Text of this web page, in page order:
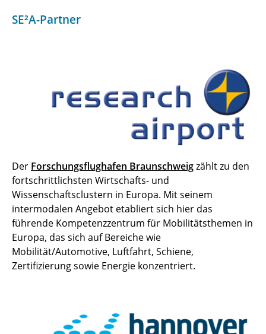
SE²A-Partner
Der Forschungsflughafen Braunschweigzählt zu den
fortschrittlichsten Wirtschafts- und
Wissenschaftsclustern in Europa. Mit seinem
intermodalen Angebot etabliert sich hier das
führende Kompetenzzentrum für Mobilitätsthemen in
Europa, das sich auf Bereiche wie
Mobilität/Automotive, Luftfahrt, Schiene,
Zertifizierung sowie Energie konzentriert.